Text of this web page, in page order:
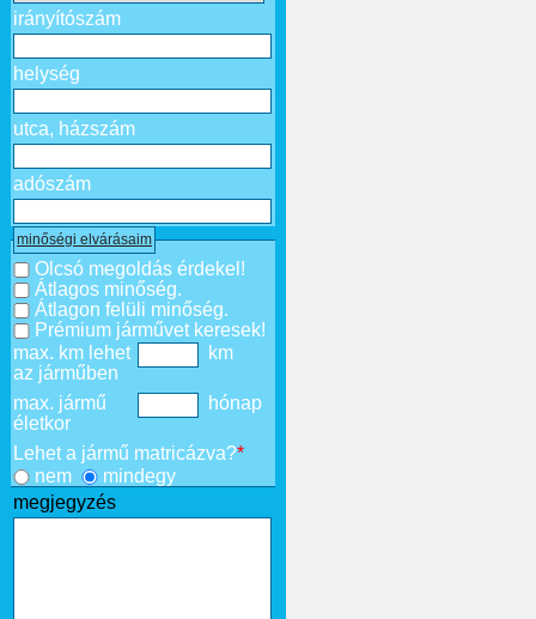
irányítószám
helység
utca, házszám
adószám
minőségi elvárásaim
Olcsó megoldás érdekel!
Átlagos minőség.
Átlagon felüli minőség.
Prémium járművet keresek!
max. km lehet
az járműben
km
max. jármű
életkor
hónap
Lehet a jármű matricázva?*
nem
mindegy
megjegyzés